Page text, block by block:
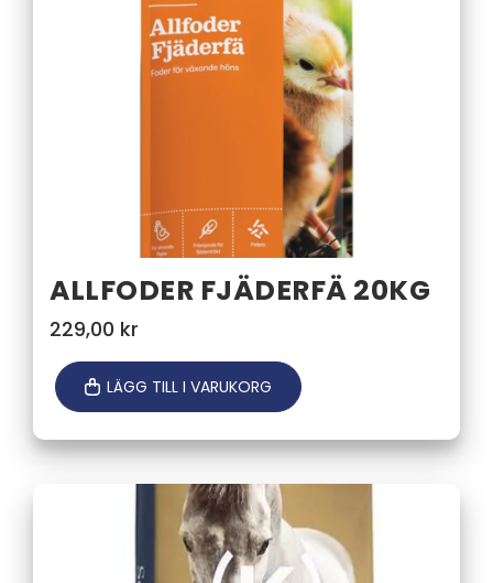
ALLFODER FJÄDERFÄ 20KG
229,00 kr
LÄGG TILL I VARUKORG